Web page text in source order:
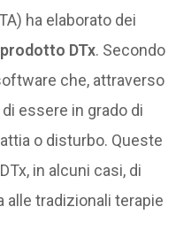
ha elaborato dei
DTx. Secondo
che, attraverso
essere in grado di
o disturbo. Queste
in alcuni casi, di
alle tradizionali terapie